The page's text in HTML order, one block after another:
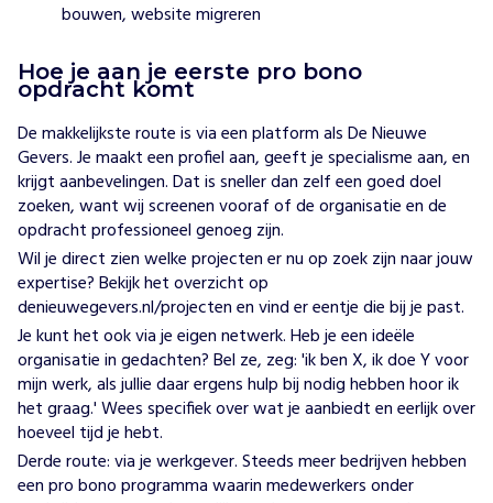
bouwen, website migreren
Hoe je aan je eerste pro bono
opdracht komt
De makkelijkste route is via een platform alsDe Nieuwe
Gevers. Je maakt een profiel aan, geeft je specialisme aan, en
krijgt aanbevelingen. Dat is sneller dan zelf een goed doel
zoeken, want wij screenen vooraf of de organisatie en de
opdracht professioneel genoeg zijn.
Wil je direct zien welke projecten er nu op zoek zijn naar jouw
expertise? Bekijk het overzicht op
denieuwegevers.nl/projectenen vind er eentje die bij je past.
Je kunt het ook via je eigen netwerk. Heb je een ideële
organisatie in gedachten? Bel ze, zeg: 'ik ben X, ik doe Y voor
mijn werk, als jullie daar ergens hulp bij nodig hebben hoor ik
het graag.' Wees specifiek over wat je aanbiedt en eerlijk over
hoeveel tijd je hebt.
Derde route: via je werkgever. Steeds meer bedrijven hebben
eenpro bono programmawaarin medewerkers onder